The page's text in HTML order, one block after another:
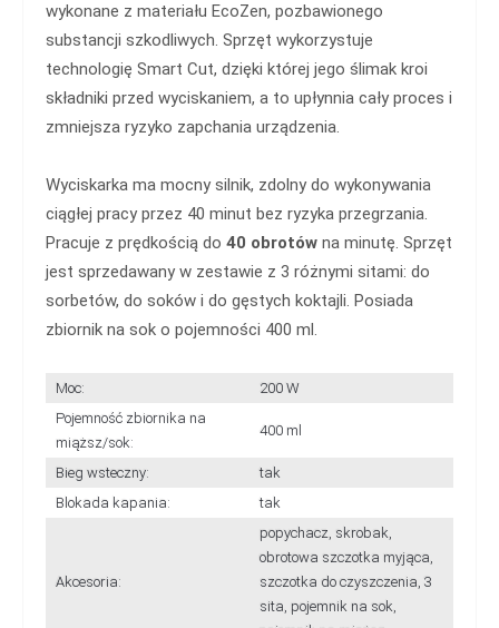
wykonane z materiału EcoZen, pozbawionego
substancji szkodliwych. Sprzęt wykorzystuje
technologię Smart Cut, dzięki której jego ślimak kroi
składniki przed wyciskaniem, a to upłynnia cały proces i
zmniejsza ryzyko zapchania urządzenia.
Wyciskarka ma mocny silnik, zdolny do wykonywania
ciągłej pracy przez 40 minut bez ryzyka przegrzania.
Pracuje z prędkością do 40 obrotów na minutę. Sprzęt
jest sprzedawany w zestawie z 3 różnymi sitami: do
sorbetów, do soków i do gęstych koktajli. Posiada
zbiornik na sok o pojemności 400 ml.
Moc:
200 W
Pojemność zbiornika na
miąższ/sok:
400 ml
Bieg wsteczny:
tak
Blokada kapania:
tak
Akcesoria:
popychacz, skrobak,
obrotowa szczotka myjąca,
szczotka do czyszczenia, 3
sita, pojemnik na sok,